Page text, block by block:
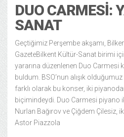
DUO CARMESI:
SANAT
Geçtiğimiz Perşembe akşamı,
GazeteBilkent Kültür-Sanat birimi
yararına düzenlenen Duo Carmesi
buldum. BSO’nun alışık
farklı olarak bu konser, iki
biçimindeydi. Duo Carmesi piyano
Nurlan Bağırov ve Çiğdem Çilesiz,
Astor Piazzola